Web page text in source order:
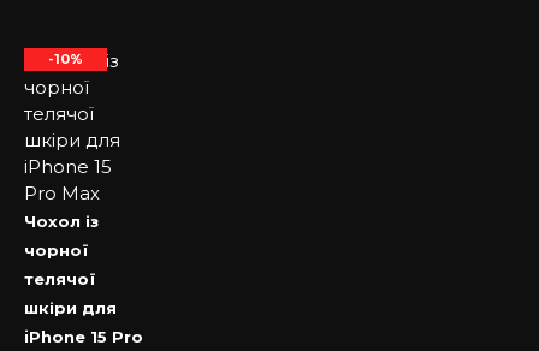
-10%
Чохол із
чорної
телячої
шкіри для
iPhone 15 Pro